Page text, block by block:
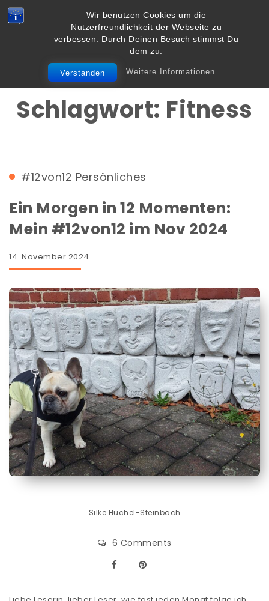
Wir benutzen Cookies um die
Nutzerfreundlichkeit der Webseite zu
verbessen. Durch Deinen Besuch stimmst Du
dem zu.
Verstanden Weitere Informationen
Skip to content
Vielbegabt.de
Toggle
navigation
Schlagwort: Fitness
#12von12 Persönliches
Ein Morgen in 12 Momenten:
Mein #12von12 im Nov 2024
14. November 2024
Silke Hüchel-Steinbach
6 Comments